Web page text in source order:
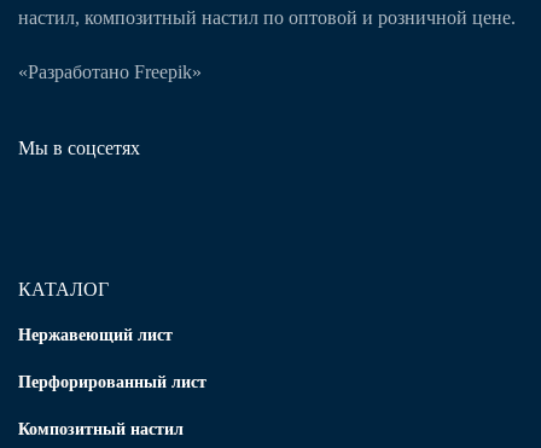
настил, композитный настил по оптовой и розничной цене.
«Разработано Freepik»
Мы в соцсетях
КАТАЛОГ
Нержавеющий лист
Перфорированный лист
Композитный настил